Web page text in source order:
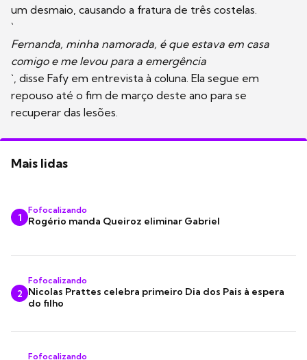
um desmaio, causando a fratura de três costelas.
`
Fernanda, minha namorada, é que estava em casa
comigo e me levou para a emergência
`, disse Fafy em entrevista à coluna. Ela segue em
repouso até o fim de março deste ano para se
recuperar das lesões.
Mais lidas
1
Fofocalizando
Rogério manda Queiroz eliminar Gabriel
2
Fofocalizando
Nicolas Prattes celebra primeiro Dia dos Pais à espera
do filho
Fofocalizando